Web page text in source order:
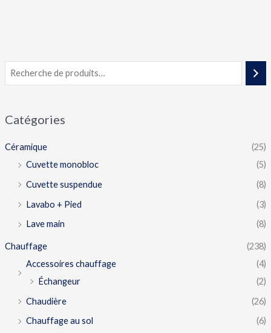
Catégories
Céramique
(25)
Cuvette monobloc
(5)
Cuvette suspendue
(8)
Lavabo + Pied
(3)
Lave main
(8)
Chauffage
(238)
Accessoires chauffage
(4)
Échangeur
(2)
Chaudière
(26)
Chauffage au sol
(6)